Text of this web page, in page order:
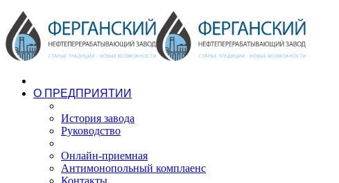
О ПРЕДПРИЯТИИ
История завода
Руководство
Онлайн-приемная
Антимонопольный комплаенс
Контакты